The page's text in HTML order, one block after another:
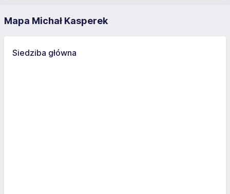
Mapa Michał Kasperek
Siedziba główna